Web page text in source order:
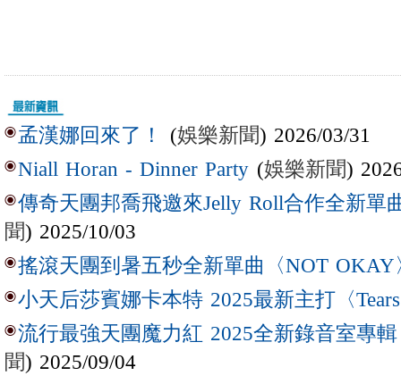
孟漢娜回來了！ (娛樂新聞) 2026/03/31
Niall Horan - Dinner Party (娛樂新聞)
傳奇天團邦喬飛邀來Jelly Roll合作全新單
聞) 2025/10/03
搖滾天團到暑五秒全新單曲〈NOT OKAY
小天后莎賓娜卡本特 2025最新主打〈
流行最強天團魔力紅 2025全新錄音室專
聞) 2025/09/04